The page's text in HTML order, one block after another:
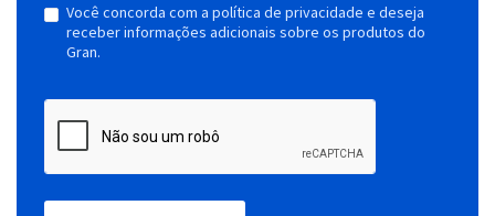
Você concorda com a política de privacidade e deseja
receber informações adicionais sobre os produtos do
Gran.